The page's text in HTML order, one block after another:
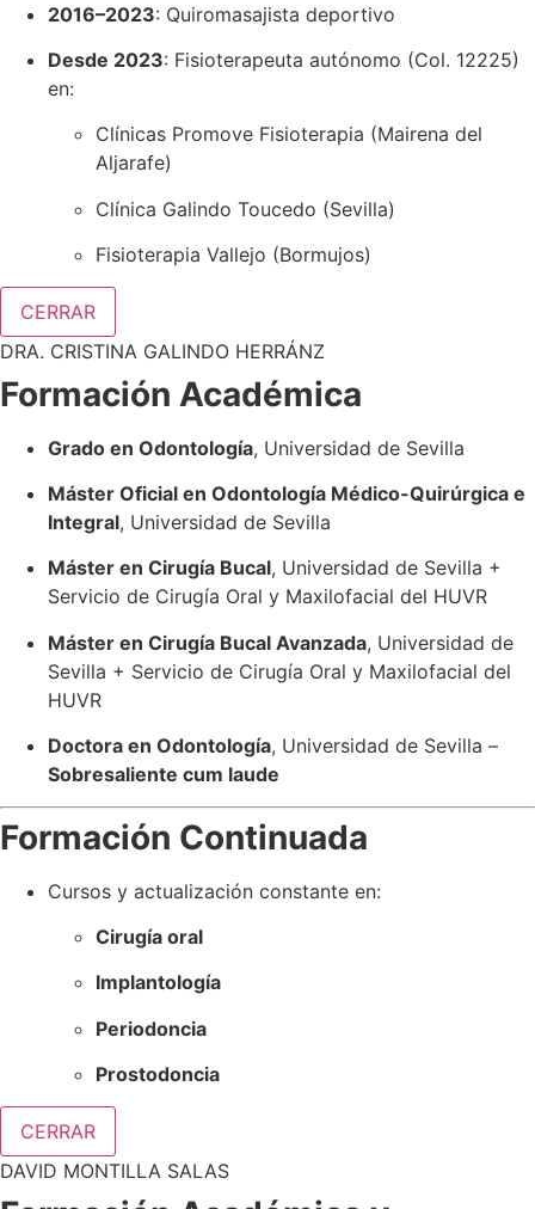
2016–2023: Quiromasajista deportivo
Desde 2023: Fisioterapeuta autónomo (Col. 12225)
en:
Clínicas Promove Fisioterapia (Mairena del
Aljarafe)
Clínica Galindo Toucedo (Sevilla)
Fisioterapia Vallejo (Bormujos)
CERRAR
DRA. CRISTINA GALINDO HERRÁNZ
Formación Académica
Grado en Odontología, Universidad de Sevilla
Máster Oficial en Odontología Médico-Quirúrgica e
Integral, Universidad de Sevilla
Máster en Cirugía Bucal, Universidad de Sevilla +
Servicio de Cirugía Oral y Maxilofacial del HUVR
Máster en Cirugía Bucal Avanzada, Universidad de
Sevilla + Servicio de Cirugía Oral y Maxilofacial del
HUVR
Doctora en Odontología, Universidad de Sevilla –
Sobresaliente cum laude
Formación Continuada
Cursos y actualización constante en:
Cirugía oral
Implantología
Periodoncia
Prostodoncia
CERRAR
DAVID MONTILLA SALAS